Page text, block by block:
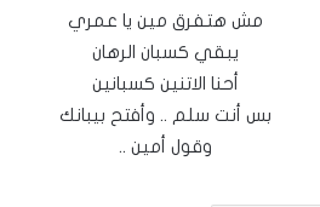
مش هتفرق مين يا عمري
يبقي كسبان الرهان
أحنا الاتنين كسبانين
بس أنت سلم .. وأفتح بيبانك
وقول أمين ..